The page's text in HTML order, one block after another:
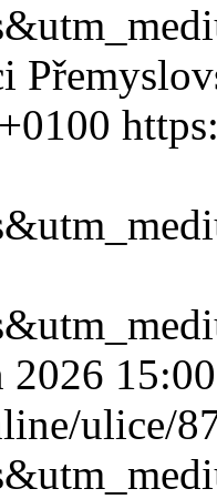
2026
ulice/